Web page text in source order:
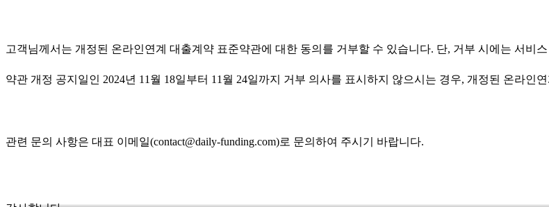
고객님께서는 개정된 온라인연계 대출계약 표준약관에 대한 동의를 거부할 수 있습니다. 단, 거부 시에는 서비
약관 개정 공지일인 2024년 11월 18일부터 11월 24일까지 거부 의사를 표시하지 않으시는 경우, 개정된 온라인
관련 문의 사항은 대표 이메일(contact@daily-funding.com)로 문의하여 주시기 바랍니다.